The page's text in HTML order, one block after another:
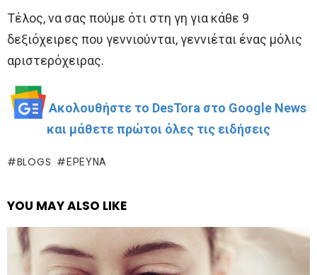
Τέλος, να σας πούμε ότι στη γη για κάθε 9
δεξιόχειρες που γεννιούνται, γεννιέται ένας μόλις
αριστερόχειρας.
Ακολουθήστε το DesTora στο Google News
και μάθετε πρώτοι όλες τις ειδήσεις
BLOGS ΈΡΕΥΝΑ
YOU MAY ALSO LIKE